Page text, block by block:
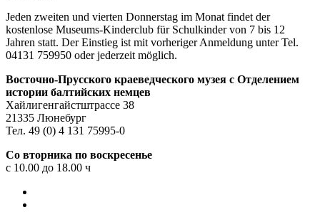
Jeden zweiten und vierten Donnerstag im Monat findet der
kostenlose Museums-Kinderclub für Schulkinder von 7 bis 12
Jahren statt. Der Einstieg ist mit vorheriger Anmeldung unter Tel.
04131 759950 oderjederzeit möglich.
Восточно-Прусского краеведческого музея с Отделением
истории балтийских немцев
Хайлигенгайстштрассе 38
21335 Люнебург
Тел. 49 (0) 4 131 75995-0
Со вторника по воскресенье
с 10.00 до 18.00 ч